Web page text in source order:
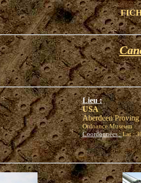
Lieu :
USA
Aberdeen
Ordnance Museum
Coordonnées :Lat :